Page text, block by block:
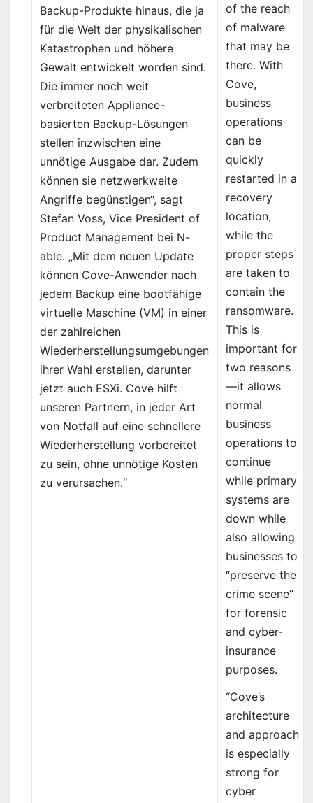
Backup-Produkte hinaus, die ja
für die Welt der physikalischen
Katastrophen und höhere
Gewalt entwickelt worden sind.
Die immer noch weit
verbreiteten Appliance-
basierten Backup-Lösungen
stellen inzwischen eine
unnötige Ausgabe dar. Zudem
können sie netzwerkweite
Angriffe begünstigen“, sagt
Stefan Voss, Vice President of
Product Management bei N-
able. „Mit dem neuen Update
können Cove-Anwender nach
jedem Backup eine bootfähige
virtuelle Maschine (VM) in einer
der zahlreichen
Wiederherstellungsumgebungen
ihrer Wahl erstellen, darunter
jetzt auch ESXi. Cove hilft
unseren Partnern, in jeder Art
von Notfall auf eine schnellere
Wiederherstellung vorbereitet
zu sein, ohne unnötige Kosten
zu verursachen.“
of the reach
of malware
that may be
there. With
Cove,
business
operations
can be
quickly
restarted in a
recovery
location,
while the
proper steps
are taken to
contain the
ransomware.
This is
important for
two reasons
—it allows
normal
business
operations to
continue
while primary
systems are
down while
also allowing
businesses to
“preserve the
crime scene”
for forensic
and cyber-
insurance
purposes.
“Cove’s
architecture
and approach
is especially
strong for
cyber